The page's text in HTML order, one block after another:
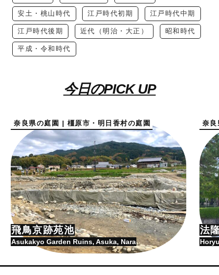
安土・桃山時代 江戸時代初期 江戸時代中期
江戸時代後期 近代（明治・大正） 昭和時代
平成・令和時代
今日のPICK UP
奈良県の庭園 | 橿原市・明日香村の庭園
飛鳥京跡苑池
Asukakyo Garden Ruins, Asuka, Nara
奈
法